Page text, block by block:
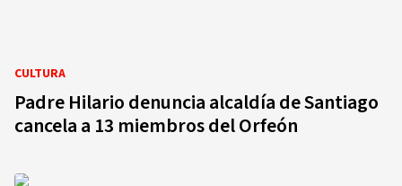
CULTURA
Padre Hilario denuncia alcaldía de Santiago
cancela a 13 miembros del Orfeón